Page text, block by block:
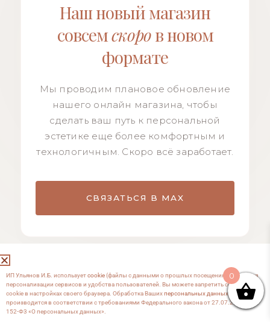
Наш новый магазин
совсемскоров новом
формате
Мы проводим плановое обновление
нашего онлайн магазина, чтобы
сделать ваш путь к персональной
эстетике еще более комфортным и
технологичным. Скоро всё заработает.
СВЯЗАТЬСЯ В MAX
0
ИП Ульянов И.Б. используетcookie(файлы с данными о прошлых посещениях сайта) для
персонализации сервисов и удобства пользователей. Вы можете запретить сохранение
cookie в настройках своего браузера. Обработка Вашихперсональных данных
производится в соответствии с требованиями Федерального закона от 27.07.2006 №
152-Ф3 «О персональных данных».